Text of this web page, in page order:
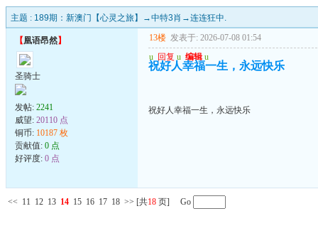
主题 : 189期：新澳门【心灵之旅】→中特3肖→连连狂中.
【凰语昂然】
圣骑士
发帖: 2241
威望: 20110 点
铜币: 10187 枚
贡献值: 0 点
好评度: 0 点
13楼 发表于: 2026-07-08 01:54
u 回复 u 编辑 u
祝好人幸福一生，永远快乐
祝好人幸福一生，永远快乐
<< 11 12 13 14 15 16 17 18 >> [共18 页] Go